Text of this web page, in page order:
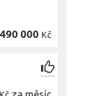
000 Kč